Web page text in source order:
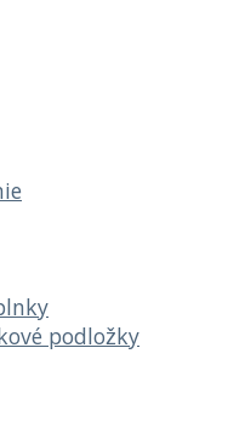
podložky